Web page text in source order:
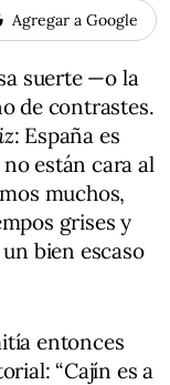
Agregar a Google
suerte —o la
de contrastes.
: España es
están cara al
muchos,
grises y
bien escaso
entonces
“Cajín es a